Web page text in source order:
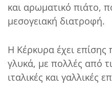
και αρωματικό πιάτο,
μεσογειακή διατροφή.
Η Κέρκυρα έχει
γλυκά, με πολλές από
ιταλικές και γαλλικές